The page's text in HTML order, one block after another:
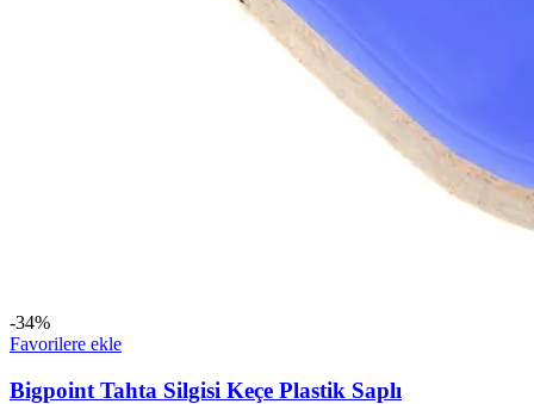
-34%
Favorilere ekle
Bigpoint Tahta Silgisi Keçe Plastik Saplı